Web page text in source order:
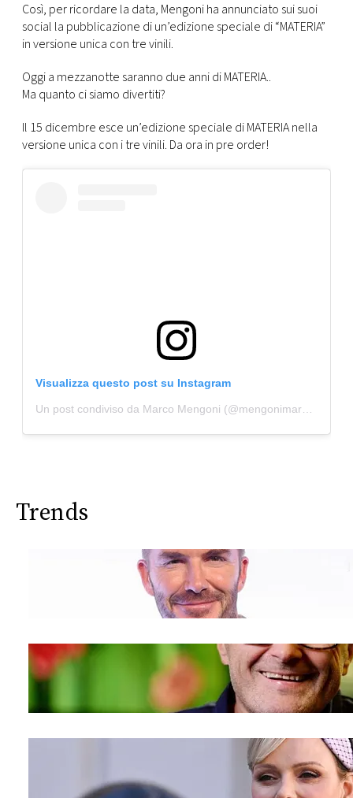
RMC
CONSIGLIA
Così, per ricordare la data, Mengoni ha annunciato sui suoi
social la pubblicazione di un’edizione speciale di “MATERIA”
in versione unica con tre vinili.
Oggi a mezzanotte saranno due anni di MATERIA..
Ma quanto ci siamo divertiti?
Il 15 dicembre esce un’edizione speciale di MATERIA nella
versione unica con i tre vinili. Da ora in pre order!
Visualizza questo post su Instagram
Trends